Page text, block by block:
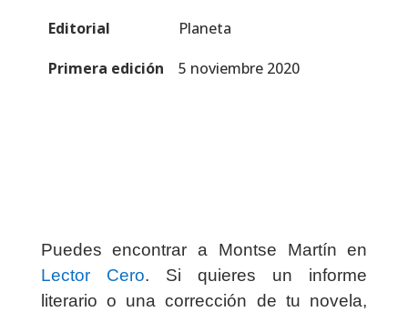
Editorial
Planeta
Primera edición
5 noviembre 2020
Puedes encontrar a Montse Martín en
Lector Cero. Si quieres un informe
literario o una corrección de tu novela,